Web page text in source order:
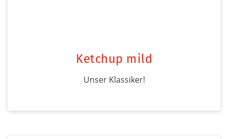
Ketchup mild
Unser Klassiker!